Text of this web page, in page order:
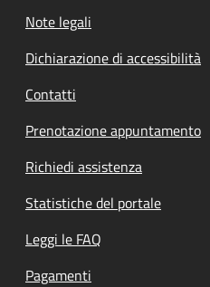
Note legali
Dichiarazione di accessibilità
Contatti
Prenotazione appuntamento
Richiedi assistenza
Statistiche del portale
Leggi le FAQ
Pagamenti